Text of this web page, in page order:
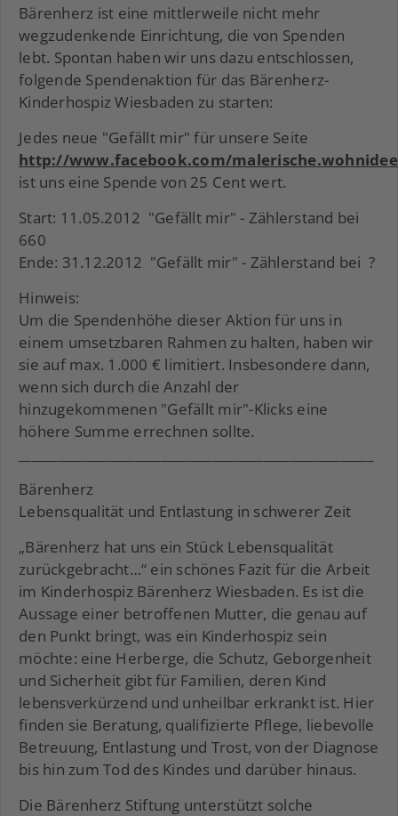
Bärenherz ist eine mittlerweile nicht mehr
wegzudenkende Einrichtung, die von Spenden
lebt. Spontan haben wir uns dazu entschlossen,
folgende Spendenaktion für das Bärenherz-
Kinderhospiz Wiesbaden zu starten:
Jedes neue "Gefällt mir" für unsere Seite
http://www.facebook.com/
ist uns eine Spende von 25 Cent wert.
Start: 11.05.2012 "Gefällt mir" - Zählerstand bei
660
Ende: 31.12.2012 "Gefällt mir" - Zählerstand bei ?
Hinweis:
Um die Spendenhöhe dieser Aktion für uns in
einem umsetzbaren Rahmen zu halten, haben wir
sie auf max. 1.000 € limitiert. Insbesondere dann,
wenn sich durch die Anzahl der
hinzugekommenen "Gefällt mir"-Klicks eine
höhere Summe errechnen sollte.
Bärenherz
Lebensqualität und Entlastung in schwerer Zeit
„Bärenherz hat uns ein Stück Lebensqualität
zurückgebracht…“ ein schönes Fazit für die Arbeit
im Kinderhospiz Bärenherz Wiesbaden. Es ist die
Aussage einer betroffenen Mutter, die genau auf
den Punkt bringt, was ein Kinderhospiz sein
möchte: eine Herberge, die Schutz, Geborgenheit
und Sicherheit gibt für Familien, deren Kind
lebensverkürzend und unheilbar erkrankt ist. Hier
finden sie Beratung, qualifizierte Pflege, liebevolle
Betreuung, Entlastung und Trost, von der Diagnose
bis hin zum Tod des Kindes und darüber hinaus.
Die Bärenherz Stiftung unterstützt solche